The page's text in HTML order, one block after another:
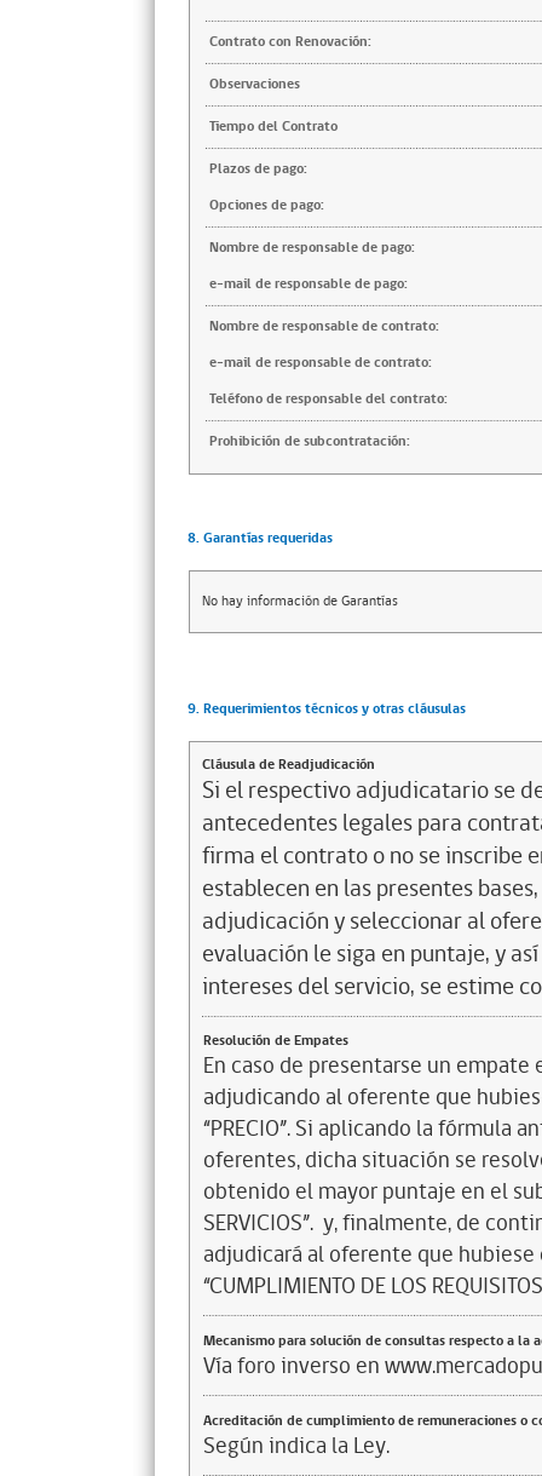
Contrato con Renovación:
Observaciones
Tiempo del Contrato
Plazos de pago:
Opciones de pago:
Nombre de responsable de pago:
e-mail de responsable de pago:
Nombre de responsable de contrato:
e-mail de responsable de contrato:
Teléfono de responsable del contrato:
Prohibición de subcontratación:
8. Garantías requeridas
No hay información de Garantías
9. Requerimientos técnicos y otras cláusulas
Cláusula de Readjudicación
Si el respectivo adjudicatario se
antecedentes legales para
firma el contrato o no se inscribe
establecen en las presentes
adjudicación y seleccionar al
evaluación le siga en puntaje, y
intereses del servicio, se estime
Resolución de Empates
En caso de presentarse un
adjudicando al oferente que
“PRECIO”. Si aplicando la fórmula
oferentes, dicha situación se
obtenido el mayor puntaje en el
SERVICIOS”. y, finalmente, de
adjudicará al oferente que
“CUMPLIMIENTO DE LOS
Mecanismo para solución de consultas respecto a la
Vía foro inverso en
Acreditación de cumplimiento de remuneraciones o
Según indica la Ley.